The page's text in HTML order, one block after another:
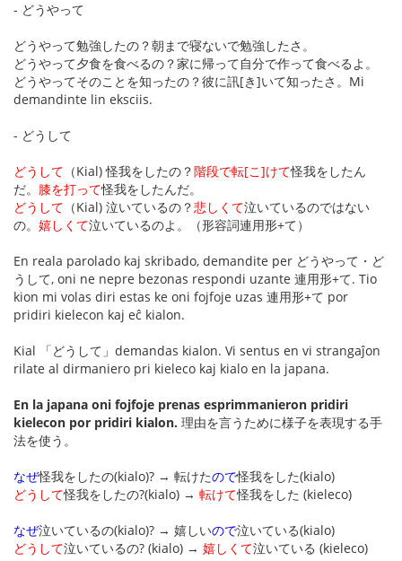
- どうやって
どうやって勉強したの？朝まで寝ないで勉強したさ。
どうやって夕食を食べるの？家に帰って自分で作って食べるよ。
どうやってそのことを知ったの？彼に訊[き]いて知ったさ。Mi
demandinte lin eksciis.
- どうして
どうして （Kial) 怪我をしたの？階段で転[こ]けて怪我をしたん
だ。 膝を打って怪我をしたんだ。
どうして （Kial) 泣いているの？悲しくて泣いているのではない
の。 嬉しくて泣いているのよ。（形容詞連用形+て）
En reala parolado kaj skribado, demandite per どうやって・ど
うして, oni ne nepre bezonas respondi uzante 連用形+て. Tio
kion mi volas diri estas ke oni fojfoje uzas 連用形+て por
pridiri kielecon kaj eĉ kialon.
Kial 「どうして」demandas kialon. Vi sentus en vi strangaĵon
rilate al dirmaniero pri kieleco kaj kialo en la japana.
En la japana oni fojfoje prenas esprimmanieron pridiri
kielecon por pridiri kialon. 理由を言うために様子を表現する手
法を使う。
なぜ怪我をしたの(kialo)? → 転けたので怪我をした(kialo)
どうして怪我をしたの?(kialo) → 転けて怪我をした (kieleco)
なぜ泣いているの(kialo)? → 嬉しいので泣いている(kialo)
どうして泣いているの? (kialo) → 嬉しくて泣いている (kieleco)